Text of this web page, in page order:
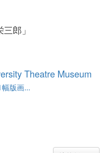
郎」
Theatre Museum
版画...